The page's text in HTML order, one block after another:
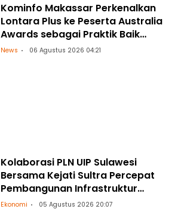
Kominfo Makassar Perkenalkan
Lontara Plus ke Peserta Australia
Awards sebagai Praktik Baik
Transformasi Digital
News 06 Agustus 2026 04:21
Kolaborasi PLN UIP Sulawesi
Bersama Kejati Sultra Percepat
Pembangunan Infrastruktur
Ketenagalistrikan
Ekonomi 05 Agustus 2026 20:07